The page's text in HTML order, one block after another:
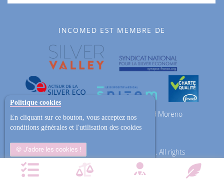
Politique cookies
En cliquant sur ce bouton, vous acceptez nos
conditions générales et l'utilisation des cookies
J'adore les cookies !
Non j'ai trop mangé Plus d'informations
INCOMED EST MEMBRE DE
ZAC des Epineaux 13 avenue Roland Moreno
95740 Frépillon
Copyright © 2013-2026 Magento, Inc. All rights